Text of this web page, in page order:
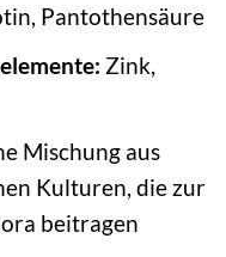
Pantothensäure
Zink,
Mischung aus
Kulturen, die zur
beitragen